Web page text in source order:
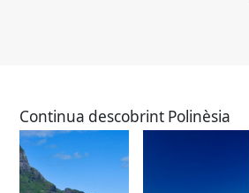
Continua descobrint Polinèsia